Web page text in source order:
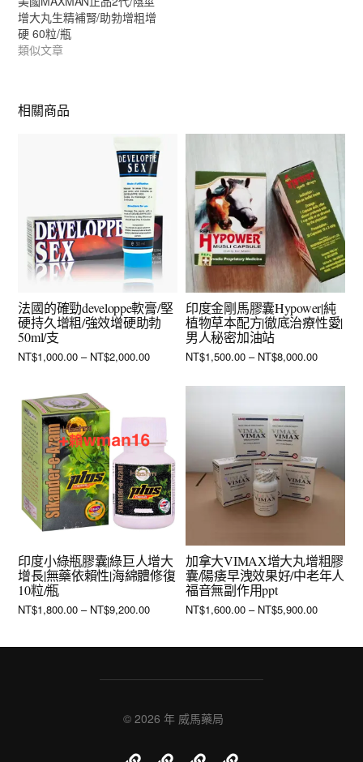
增大丸生精補腎/助勃增粗增
硬 60粒/瓶
類似文章
相關商品
法國的確勁developpe軟膏/堅
硬持久增粗/強效增硬助勃
50ml/支
NT$1,000.00 – NT$2,000.00
印度金剛馬膠囊Hypower|純
植物草本配方|徹底治療性愛|
男人秘密加油站
NT$1,500.00 – NT$8,000.00
印度小綠瓶膠囊|綠巨人增大
增長|無藥依賴性|海綿體修復
10粒/瓶
NT$1,800.00 – NT$9,200.00
加拿大VIMAX增大丸增粗膠
囊/陽痿早洩效果好/中老年人
福音無副作用ppt
NT$1,600.00 – NT$5,900.00
© 2026 年 威馬藥局